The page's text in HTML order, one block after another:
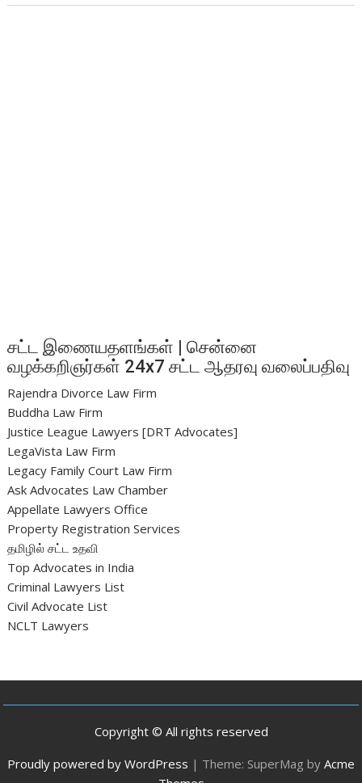
சட்ட இணையதளங்கள் | சென்னை
வழக்கறிஞர்கள் 24x7 சட்ட ஆதரவு வலைப்பதிவு
Rajendra Divorce Law Firm
Buddha Law Firm
Justice League Lawyers [DRT Advocates]
LegaVista Law Firm
Legacy Family Court Law Firm
Ask Advocates Law Chamber
Appellate Lawyers Office
Property Registration Services
தமிழில் சட்ட உதவி
Top Advocates in India
Criminal Lawyers List
Civil Advocate List
NCLT Lawyers
Copyright © All rights reserved
Proudly powered by WordPress | Theme: SuperMag by Acme